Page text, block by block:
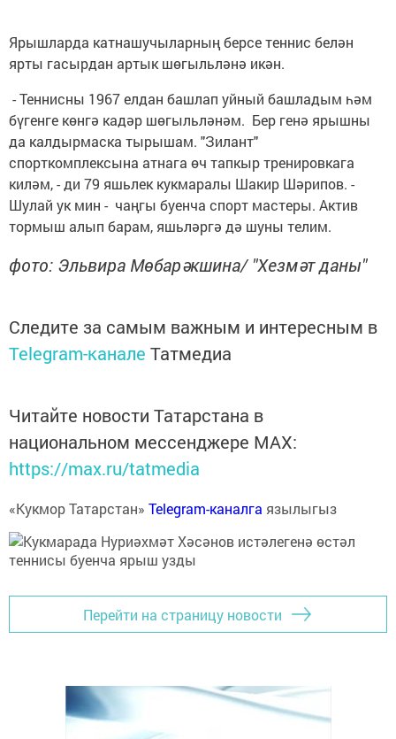
Ярышларда катнашучыларның берсе теннис белән
ярты гасырдан артык шөгыльләнә икән.
- Теннисны 1967 елдан башлап уйный башладым һәм
бүгенге көнгә кадәр шөгыльләнәм. Бер генә ярышны
да калдырмаска тырышам. "Зилант"
спорткомплексына атнага өч тапкыр тренировкага
киләм, - ди 79 яшьлек кукмаралы Шакир Шәрипов. -
Шулай ук мин - чаңгы буенча спорт мастеры. Актив
тормыш алып барам, яшьләргә дә шуны телим.
фото: Эльвира Мөбарәкшина/ "Хезмәт даны"
Следите за самым важным и интересным в
Telegram-канале Татмедиа
Читайте новости Татарстана в
национальном мессенджере MАХ:
https://max.ru/tatmedia
«Кукмор Татарстан» Telegram-каналга язылыгыз
Перейти на страницу новости